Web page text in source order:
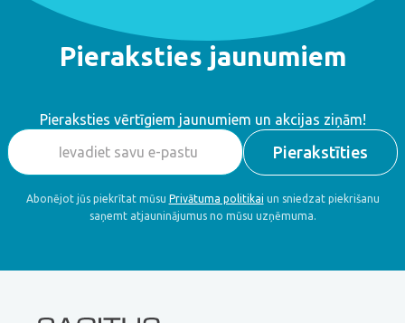
Pieraksties jaunumiem
Pieraksties vērtīgiem jaunumiem un akcijas ziņām!
Abonējot jūs piekrītat mūsu Privātuma politikai un sniedzat piekrišanu
saņemt atjauninājumus no mūsu uzņēmuma.